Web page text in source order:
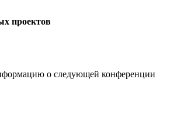
проектов
о следующей конференции